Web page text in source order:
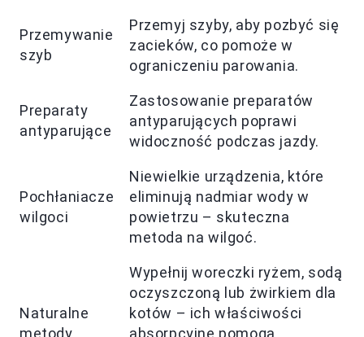
Przemywanie
szyb
Przemyj szyby, aby pozbyć się
zacieków, co pomoże w
ograniczeniu parowania.
Preparaty
antyparujące
Zastosowanie preparatów
antyparujących poprawi
widoczność podczas jazdy.
Pochłaniacze
wilgoci
Niewielkie urządzenia, które
eliminują nadmiar wody w
powietrzu – skuteczna
metoda na wilgoć.
Naturalne
Wypełnij woreczki ryżem, sodą
oczyszczoną lub żwirkiem dla
kotów – ich właściwości